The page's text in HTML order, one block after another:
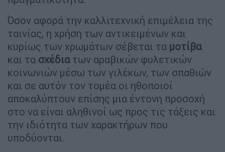
Όσον αφορά την καλλιτεχνική επιμέλεια της
ταινίας, η χρήση των αντικειμένων και
κυρίως των χρωμάτων σέβεται τα μοτίβα
και τα σχέδιατων αραβικών φυλετικών
κοινωνιών μέσω των γιλέκων, των σπαθιών
και σε αυτόν τον τομέα οι ηθοποιοί
αποκαλύπτουν επίσης μια έντονη προσοχή
στο να είναι αληθινοί ως προς τις τάξεις και
την ιδιότητα των χαρακτήρων που
υποδύονται.